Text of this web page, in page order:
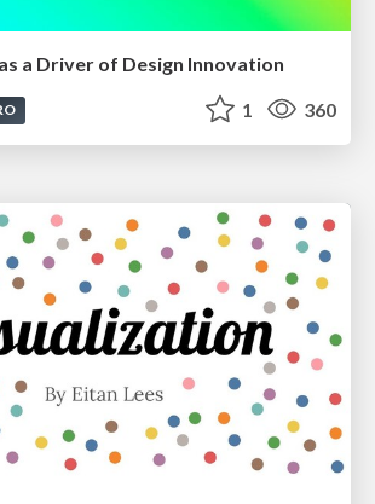
a Driver of Design Innovation
1 360